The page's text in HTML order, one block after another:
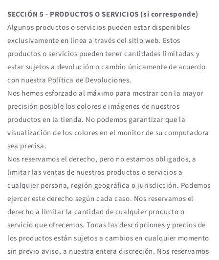
SECCIÓN 5 - PRODUCTOS O SERVICIOS (si corresponde)
Algunos productos o servicios pueden estar disponibles
exclusivamente en línea a través del sitio web. Estos
productos o servicios pueden tener cantidades limitadas y
estar sujetos a devolución o cambio únicamente de acuerdo
con nuestra Política de Devoluciones.
Nos hemos esforzado al máximo para mostrar con la mayor
precisión posible los colores e imágenes de nuestros
productos en la tienda. No podemos garantizar que la
visualización de los colores en el monitor de su computadora
sea precisa.
Nos reservamos el derecho, pero no estamos obligados, a
limitar las ventas de nuestros productos o servicios a
cualquier persona, región geográfica o jurisdicción. Podemos
ejercer este derecho según cada caso. Nos reservamos el
derecho a limitar la cantidad de cualquier producto o
servicio que ofrecemos. Todas las descripciones y precios de
los productos están sujetos a cambios en cualquier momento
sin previo aviso, a nuestra entera discreción. Nos reservamos